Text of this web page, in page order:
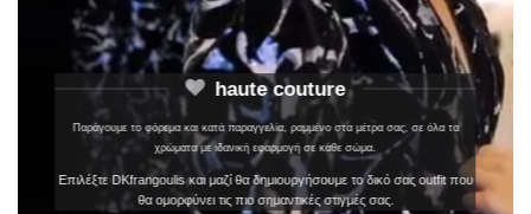
haute couture
Παράγουμε το φόρεμα και κατά παραγγελία, ραμμένο στα μέτρα σας, σε όλα τα
χρώματα με ιδανική εφαρμογή σε κάθε σώμα.
Επιλέξτε DKfrangoulis και μαζί θα δημιουργήσουμε το δικό σας outfit που
θα ομορφύνει τις πιο σημαντικές στιγμές σας.